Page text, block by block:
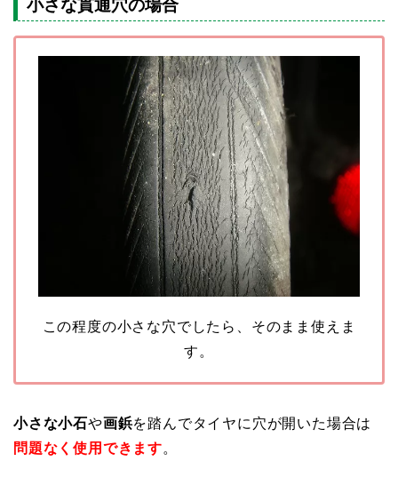
小さな貫通穴の場合
この程度の小さな穴でしたら、そのまま使えま
す。
小さな小石や画鋲を踏んでタイヤに穴が開いた場合は
問題なく使用できます。